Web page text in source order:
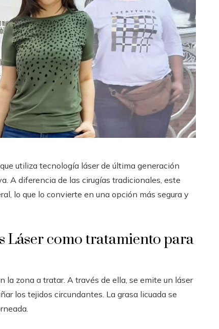
utiliza tecnología láser de última generación
A diferencia de las cirugías tradicionales, este
lo que lo convierte en una opción más segura y
Láser como tratamiento para
la zona a tratar. A través de ella, se emite un láser
los tejidos circundantes. La grasa licuada se